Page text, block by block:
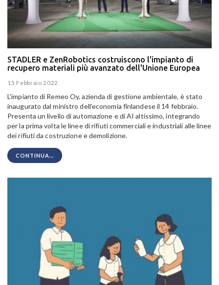
STADLER e ZenRobotics costruiscono l'impianto di
recupero materiali più avanzato dell'Unione Europea
15 Febbraio 2022
L’impianto di Remeo Oy, azienda di gestione ambientale, è stato
inaugurato dal ministro dell’economia finlandese il 14 febbraio.
Presenta un livello di automazione e di AI altissimo, integrando
per la prima volta le linee di rifiuti commerciali e industriali alle linee
dei rifiuti da costruzione e demolizione.
CONTINUA...